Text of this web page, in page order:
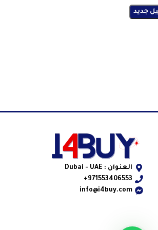
جديد
العنوان : Dubai - UAE
971553406553+
info@i4buy.com